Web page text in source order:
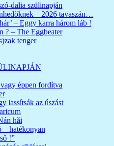
dalia szülinapján
– 2026 tavaszán…
– Eggy karra három láb !
? – The Eggbeater
tenger
éppen fordítva
lassítsák az úszást
hǎi
– hatékonyan
!”